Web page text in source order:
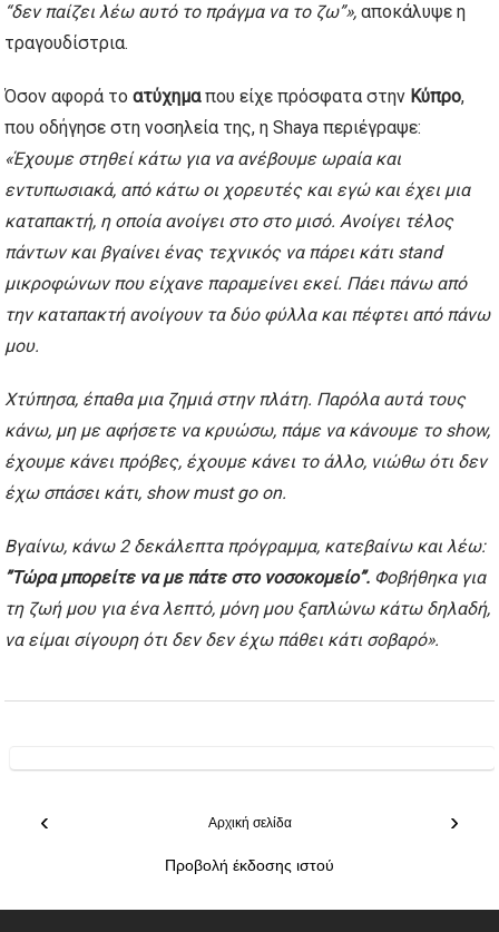
“δεν παίζει λέω αυτό το πράγμα να το ζω”», αποκάλυψε η
τραγουδίστρια.
Όσον αφορά τοατύχημαπου είχε πρόσφατα στην Κύπρο,
που οδήγησε στη νοσηλεία της, η Shaya περιέγραψε:
«Έχουμε στηθεί κάτω για να ανέβουμε ωραία και
εντυπωσιακά, από κάτω οι χορευτές και εγώ και έχει μια
καταπακτή, η οποία ανοίγει στο στο μισό. Ανοίγει τέλος
πάντων και βγαίνει ένας τεχνικός να πάρει κάτι stand
μικροφώνων που είχανε παραμείνει εκεί. Πάει πάνω από
την καταπακτή ανοίγουν τα δύο φύλλα και πέφτει από πάνω
μου.
Χτύπησα, έπαθα μια ζημιά στην πλάτη. Παρόλα αυτά τους
κάνω, μη με αφήσετε να κρυώσω, πάμε να κάνουμε το show,
έχουμε κάνει πρόβες, έχουμε κάνει το άλλο, νιώθω ότι δεν
έχω σπάσει κάτι, show must go on.
Βγαίνω, κάνω 2 δεκάλεπτα πρόγραμμα, κατεβαίνω και λέω:
”Τώρα μπορείτε να με πάτε στο νοσοκομείο”. Φοβήθηκα για
τη ζωή μου για ένα λεπτό, μόνη μου ξαπλώνω κάτω δηλαδή,
να είμαι σίγουρη ότι δεν δεν έχω πάθει κάτι σοβαρό».
‹ ›
Αρχική σελίδα
Προβολή έκδοσης ιστού